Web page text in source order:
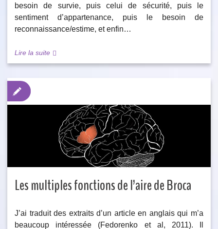
besoin de survie, puis celui de sécurité, puis le
sentiment d’appartenance, puis le besoin de
reconnaissance/estime, et enfin…
Lire la suite
Les multiples fonctions de l’aire de Broca
J’ai traduit des extraits d’un article en anglais qui m’a
beaucoup intéressée (Fedorenko et al, 2011). Il